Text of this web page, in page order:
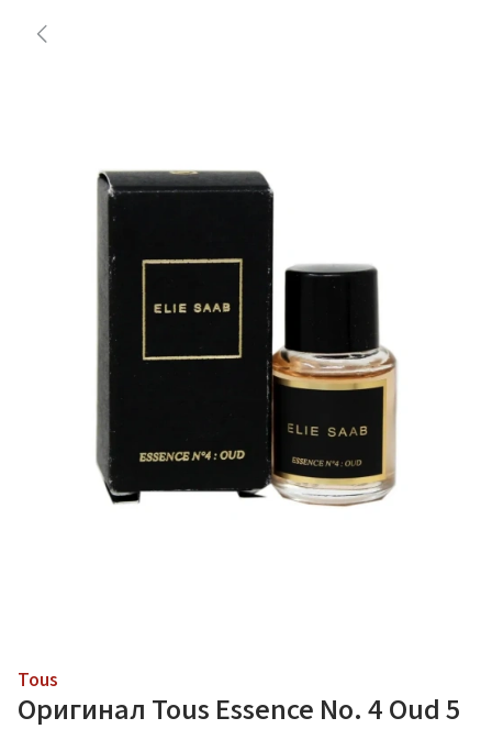
Tous
Оригинал Tous Essence No. 4 Oud 5